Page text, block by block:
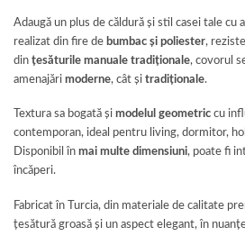
Adaugă un plus de căldură și stil casei tale cu
realizat din fire de bumbac și poliester,
din țesăturile manuale tradiționale, covorul
amenajări moderne, cât și tradiționale.
Textura sa bogată și modelul geometric cu
contemporan, ideal pentru living, dormitor,
Disponibil în mai multe dimensiuni, poate fi
încăperi.
Fabricat în Turcia, din materiale de calitate
țesătură groasă și un aspect elegant, în